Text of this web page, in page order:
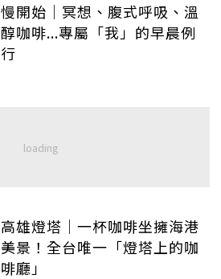
慢開始│冥想、腹式呼吸、溫
醇咖啡...專屬「我」的早晨例
行
高雄燈塔│一杯咖啡坐擁海港
美景！全台唯一「燈塔上的咖
啡廳」